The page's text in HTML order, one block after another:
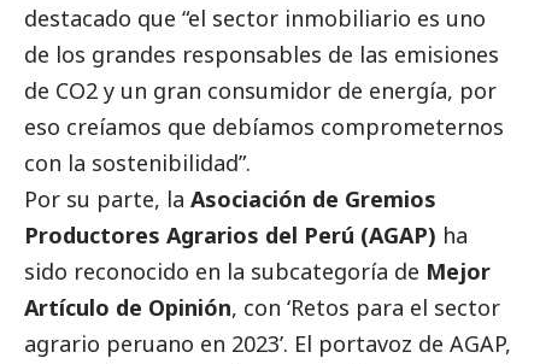
destacado que “el sector inmobiliario es uno
de los grandes responsables de las emisiones
de CO2 y un gran consumidor de energía, por
eso creíamos que debíamos comprometernos
con la sostenibilidad”.
Por su parte, la Asociación de Gremios
Productores Agrarios del Perú (AGAP) ha
sido reconocido en la subcategoría de Mejor
Artículo de Opinión, con ‘Retos para el sector
agrario peruano en 2023’. El portavoz de AGAP,